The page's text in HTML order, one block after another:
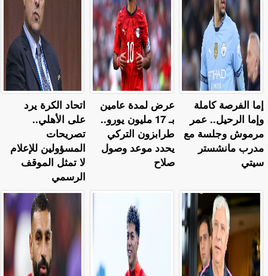
اتحاد الكرة يرد
على الأهلي..
تصريحات
المسؤولين للإعلام
لا تمثل الموقف
الرسمي
عرض لمدة عامين
بـ 17 مليون يورو..
طرابزون التركي
يحدد موعد وصول
صلاح
إما الفرصة كاملة
وإما الرحيل.. عمر
مرموش وجلسة مع
مدرب مانشستر
سيتي